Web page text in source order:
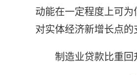
动能在一定程度上可
对实体经济新增长点的
制造业贷款比重回